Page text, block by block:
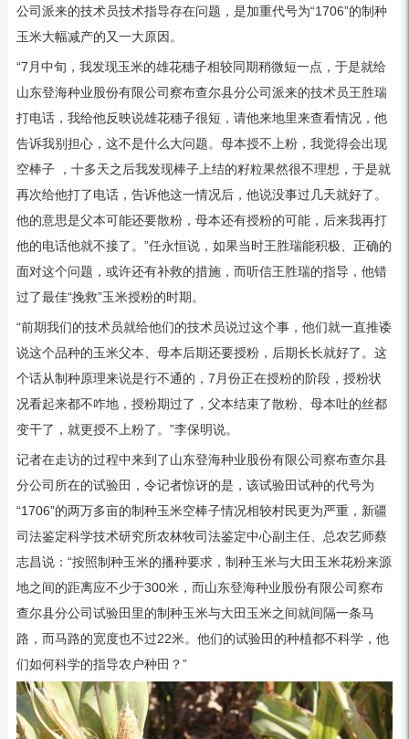
公司派来的技术员技术指导存在问题，是加重代号为“1706”的制种
玉米大幅减产的又一大原因。
“7月中旬，我发现玉米的雄花穗子相较同期稍微短一点，于是就给
山东登海种业股份有限公司察布查尔县分公司派来的技术员王胜瑞
打电话，我给他反映说雄花穗子很短，请他来地里来查看情况，他
告诉我别担心，这不是什么大问题。母本授不上粉，我觉得会出现
空棒子 ，十多天之后我发现棒子上结的籽粒果然很不理想，于是就
再次给他打了电话，告诉他这一情况后，他说没事过几天就好了。
他的意思是父本可能还要散粉，母本还有授粉的可能，后来我再打
他的电话他就不接了。”任永恒说，如果当时王胜瑞能积极、正确的
面对这个问题，或许还有补救的措施，而听信王胜瑞的指导，他错
过了最佳“挽救”玉米授粉的时期。
“前期我们的技术员就给他们的技术员说过这个事，他们就一直推诿
说这个品种的玉米父本、母本后期还要授粉，后期长长就好了。这
个话从制种原理来说是行不通的，7月份正在授粉的阶段，授粉状
况看起来都不咋地，授粉期过了，父本结束了散粉、母本吐的丝都
变干了，就更授不上粉了。”李保明说。
记者在走访的过程中来到了山东登海种业股份有限公司察布查尔县
分公司所在的试验田，令记者惊讶的是，该试验田试种的代号为
“1706”的两万多亩的制种玉米空棒子情况相较村民更为严重，新疆
司法鉴定科学技术研究所农林牧司法鉴定中心副主任、总农艺师蔡
志昌说：“按照制种玉米的播种要求，制种玉米与大田玉米花粉来源
地之间的距离应不少于300米，而山东登海种业股份有限公司察布
查尔县分公司试验田里的制种玉米与大田玉米之间就间隔一条马
路，而马路的宽度也不过22米。他们的试验田的种植都不科学，他
们如何科学的指导农户种田？”